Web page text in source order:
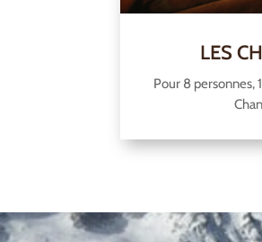
LES
Pour 8 personnes,